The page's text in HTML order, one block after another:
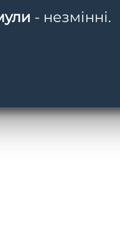
- незмінні.